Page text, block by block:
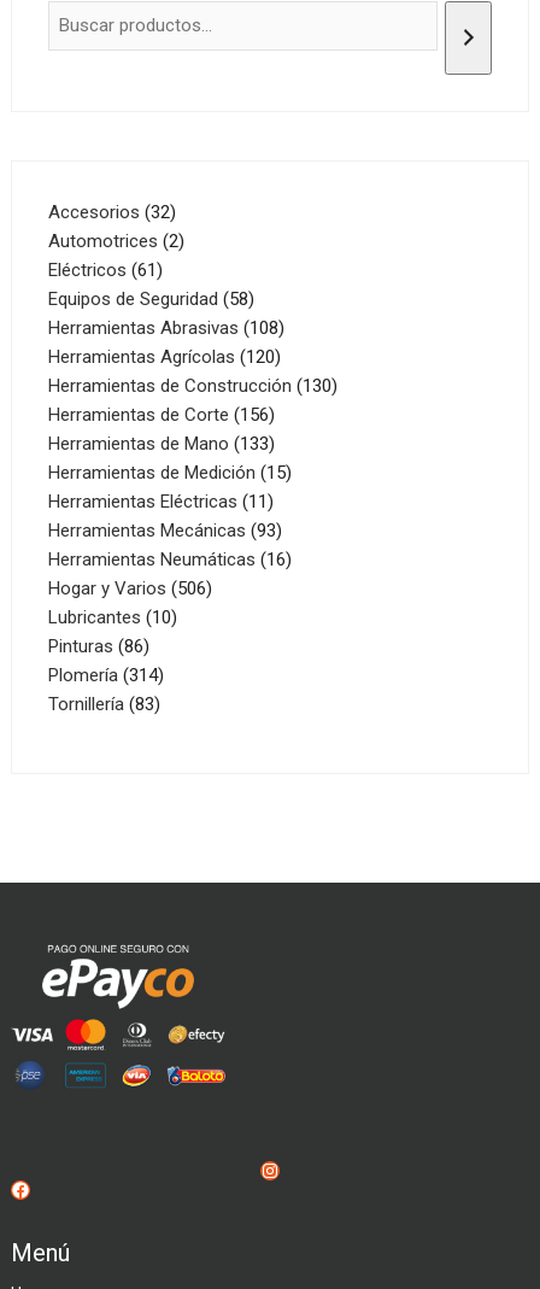
Accesorios 3232
productos
Automotrices 22
Eléctricos 6161
productos
Equipos de Seguridad 5858
productos
Herramientas Abrasivas 108108
productos
Herramientas Agrícolas 120120
productos
Herramientas de Construcción 130130
Herramientas de Corte 156156
productos
Herramientas de Mano 133133
productos
Herramientas de Medición 1515
Herramientas Eléctricas 1111
productos
Herramientas Mecánicas 9393
productos
Herramientas Neumáticas 1616
Hogar y Varios 506506
Lubricantes 1010
Pinturas 8686
productos
Plomería 314314
productos
Tornillería 8383
Instagram
Facebook
Menú